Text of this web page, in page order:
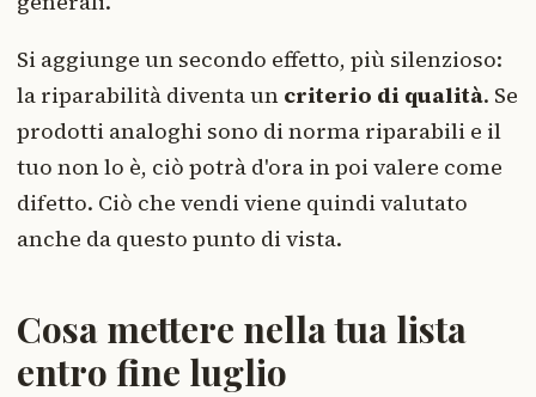
Si aggiunge un secondo effetto, più silenzioso:
la riparabilità diventa un criterio di qualità. Se
prodotti analoghi sono di norma riparabili e il
tuo non lo è, ciò potrà d'ora in poi valere come
difetto. Ciò che vendi viene quindi valutato
anche da questo punto di vista.
Cosa mettere nella tua lista
entro fine luglio